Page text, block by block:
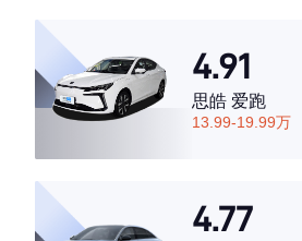
·空间表现一般，低于59%同级车
4.91
思皓 爱跑
13.99-19.99万
4.77